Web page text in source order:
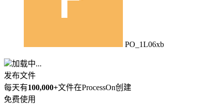
PO_1L06xb
加载中...
发布文件
每天有100,000+文件在ProcessOn创建
免费使用